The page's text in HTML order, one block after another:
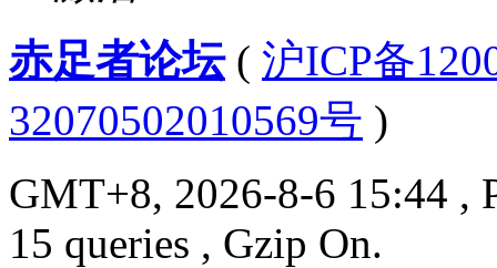
赤足者论坛( 沪ICP备
32070502010569号 )
GMT+8, 2026-8-6 15:44 ,
15 queries , Gzip On.